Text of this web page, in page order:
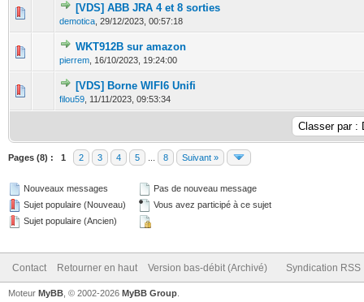
[VDS] ABB JRA 4 et 8 sorties
demotica 29/12/2023, 00:57:18
0 Votes - 0 sur 5 en moyenne
1234 5
WKT912B sur amazon
pierrem 16/10/2023, 19:24:00
1 Votes - 1 sur 5 en moyenne
12 345
[VDS] Borne WIFI6 Unifi
filou59 11/11/2023, 09:53:34
0 Votes - 0 sur 5 en moyenne
1234 5
Pages (8) : 1 2 3 4 5 8 Suivant »
Nouveaux messages
Sujet populaire (Nouveau)
Sujet populaire (Ancien)
Pas de nouveau message
Vous avez participé à ce sujet
Contact Retourner en haut Version bas-débit (Archivé) Syndication RSS
Moteur MyBB , © 2002-2026 MyBB Group